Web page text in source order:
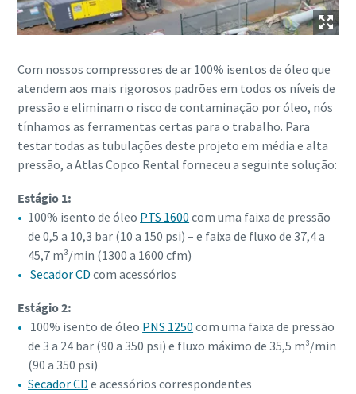
Com nossos compressores de ar 100% isentos de óleo que
atendem aos mais rigorosos padrões em todos os níveis de
pressão e eliminam o risco de contaminação por óleo, nós
tínhamos as ferramentas certas para o trabalho. Para
testar todas as tubulações deste projeto em média e alta
pressão, a Atlas Copco Rental forneceu a seguinte solução:
Estágio 1:
100% isento de óleo PTS 1600 com uma faixa de pressão
de 0,5 a 10,3 bar (10 a 150 psi) – e faixa de fluxo de 37,4 a
45,7 m³/min (1300 a 1600 cfm)
Secador CD com acessórios
Estágio 2:
100% isento de óleo PNS 1250 com uma faixa de pressão
de 3 a 24 bar (90 a 350 psi) e fluxo máximo de 35,5 m³/min
(90 a 350 psi)
Secador CD e acessórios correspondentes